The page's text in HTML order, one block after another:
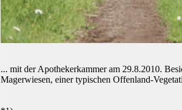
... mit der Apothekerkammer am 29.8.2010.
Magerwiesen, einer typischen Offenland-